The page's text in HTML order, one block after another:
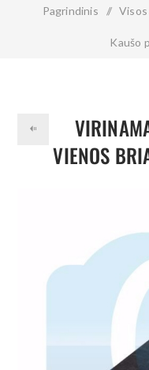
Pagrindinis /
Kaušo
VIENOS